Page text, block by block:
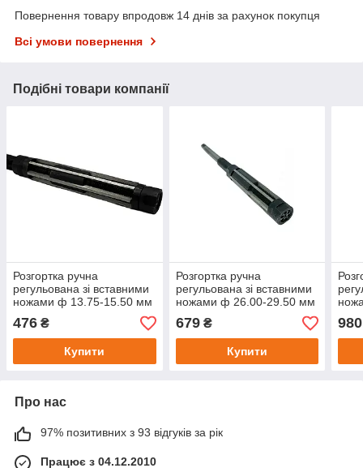
Повернення товару впродовж 14 днів за рахунок покупця
Всі умови повернення
Подібні товари компанії
Розгортка ручна
регульована зі вставними
ножами ф 13.75-15.50 мм
476 ₴
Купити
Розгортка ручна
регульована зі вставними
ножами ф 26.00-29.50 мм
679₴
Купити
980
Про нас
97% позитивних з 93 відгуків за рік
Працює з 04.12.2010